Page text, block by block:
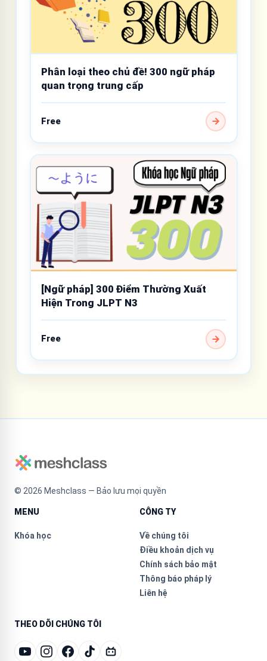
Phân loại theo chủ đề! 300 ngữ pháp
quan trọng trung cấp
Free
[Ngữ pháp] 300 Điểm Thường Xuất
Hiện Trong JLPT N3
Free
© 2026 Meshclass — Bảo lưu mọi quyền
MENU
Khóa học
CÔNG TY
Về chúng tôi
Điều khoản dịch vụ
Chính sách bảo mật
Thông báo pháp lý
Liên hệ
THEO DÕI CHÚNG TÔI